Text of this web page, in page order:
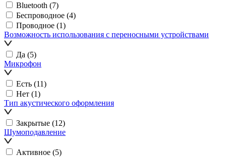
Bluetooth (7)
Беспроводное (4)
Проводное (1)
Возможность использования с переносными устройствами
Да (5)
Микрофон
Есть (11)
Нет (1)
Тип акустического оформления
Закрытые (12)
Шумоподавление
Активное (5)